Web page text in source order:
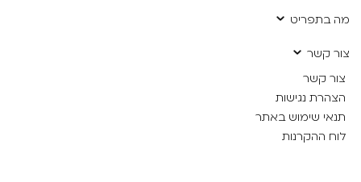
מה בתפריט
צור קשר
צור קשר
הצהרת נגישות
תנאי שימוש באתר
לוח ההקרנות